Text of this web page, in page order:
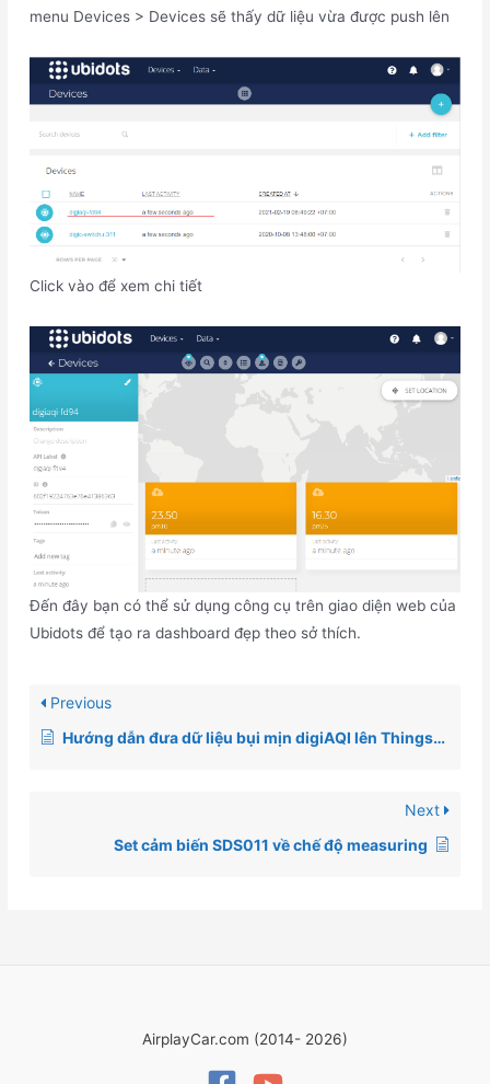
menu Devices > Devices sẽ thấy dữ liệu vừa được push lên
Click vào để xem chi tiết
Đến đây bạn có thể sử dụng công cụ trên giao diện web của
Ubidots để tạo ra dashboard đẹp theo sở thích.
Previous
Hướng dẫn đưa dữ liệu bụi mịn digiAQI lên Thingspeak cloud
Next
Set cảm biến SDS011 về chế độ measuring
AirplayCar.com (2014- 2026)